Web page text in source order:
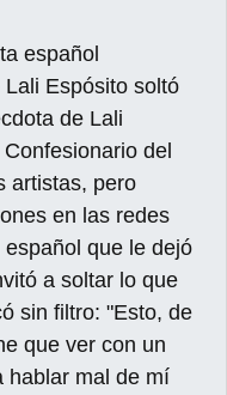
español
Espósito soltó
de Lali
del
artistas, pero
en las redes
que le dejó
a soltar lo que
sin filtro: "Esto, de
que ver con un
hablar mal de mí